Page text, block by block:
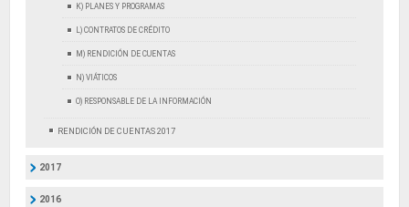
K) PLANES Y PROGRAMAS
L) CONTRATOS DE CRÉDITO
M) RENDICIÓN DE CUENTAS
N) VIÁTICOS
O) RESPONSABLE DE LA INFORMACIÓN
RENDICIÓN DE CUENTAS 2017
2017
2016